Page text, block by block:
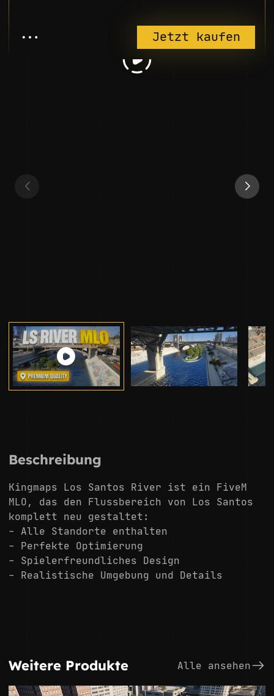
... Jetzt kaufen
Beschreibung
Kingmaps Los Santos River ist ein FiveM
MLO, das den Flussbereich von Los Santos
komplett neu gestaltet:
- Alle Standorte enthalten
- Perfekte Optimierung
- Spielerfreundliches Design
- Realistische Umgebung und Details
Weitere Produkte Alle ansehen